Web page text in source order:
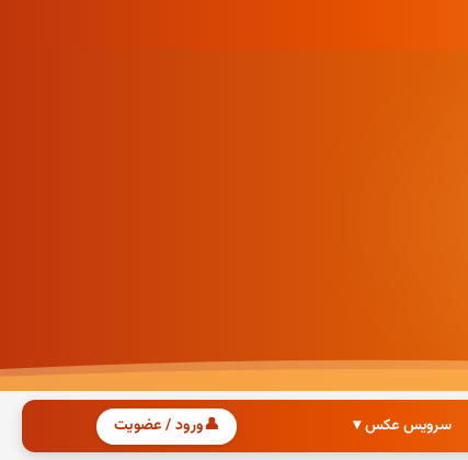
سرویس عکس ▾ 👤ورود / عضویت